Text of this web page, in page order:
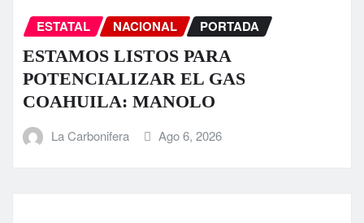
ESTATAL NACIONAL PORTADA
ESTAMOS LISTOS PARA
POTENCIALIZAR EL GAS
COAHUILA: MANOLO
La Carbonifera Ago 6, 2026